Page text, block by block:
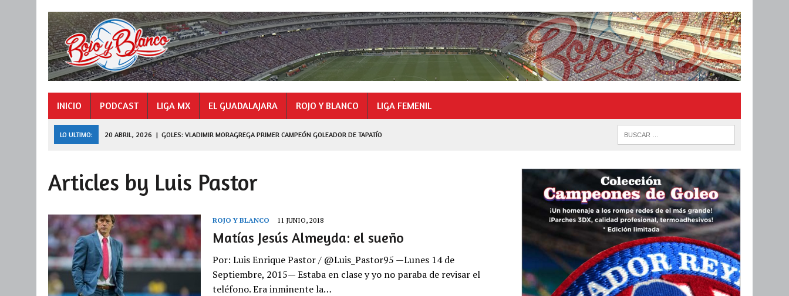
INICIO PODCAST LIGA MX EL GUADALAJARA ROJO Y BLANCO LIGA FEMENIL
LO ULTIMO: 20 ABRIL, 2026 | GOLES: VLADIMIR MORAGREGA PRIMER CAMPEÓN GOLEADOR DE TAPATÍO
27 JULIO, 2026 DE FERRAN A LEAGUES CUP
Articles by Luis Pastor
ROJO Y BLANCO 11 JUNIO, 2018
Matías Jesús Almeyda: el sueño
Por: Luis Enrique Pastor / @Luis_Pastor95 —Lunes 14 de
Septiembre, 2015— Estaba en clase y yo no paraba de revisar el
teléfono. Era inminente la…